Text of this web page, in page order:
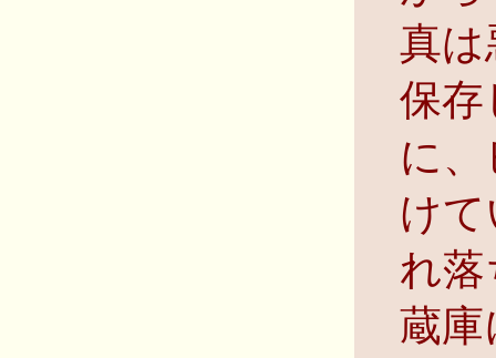
真は
保存
に
け
れ
蔵庫